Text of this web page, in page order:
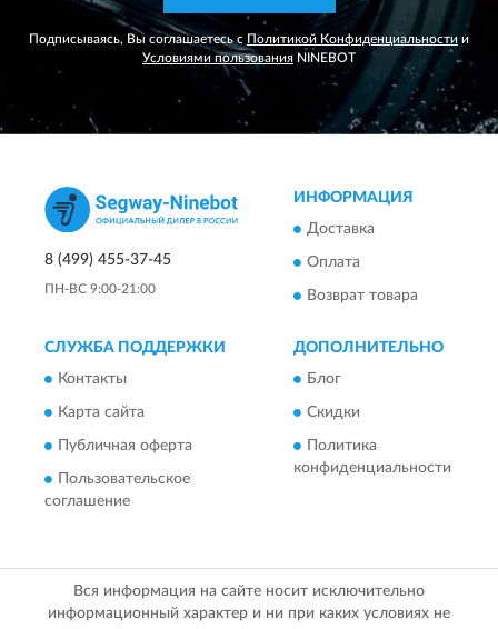
Подписываясь, Вы соглашаетесь с Политикой Конфиденциальности и
Условиями пользования NINEBOT
8 (499) 455-37-45
ПН-ВС 9:00-21:00
ИНФОРМАЦИЯ
Доставка
Оплата
Возврат товара
СЛУЖБА ПОДДЕРЖКИ
Контакты
Карта сайта
Публичная оферта
Пользовательское
соглашение
ДОПОЛНИТЕЛЬНО
Блог
Скидки
Политика
конфиденциальности
Вся информация на сайте носит исключительно
информационный характер и ни при каких условиях не